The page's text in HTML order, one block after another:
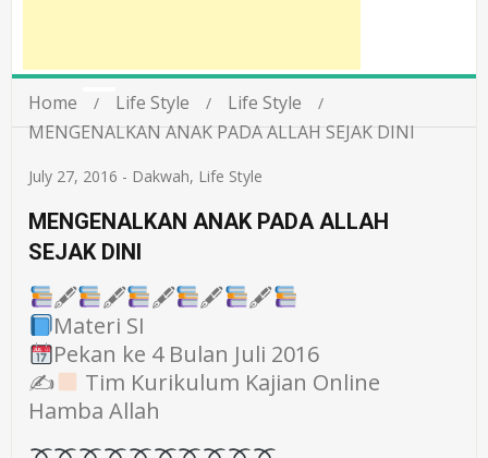
Home Life Style
Life Style
MENGENALKAN ANAK PADA ALLAH SEJAK DINI
July 27, 2016 - Dakwah, Life Style
MENGENALKAN ANAK PADA ALLAH
SEJAK DINI
🖋 🖋 🖋 🖋
🖋
Materi SI
Pekan ke 4 Bulan Juli 2016
✍
Tim Kurikulum Kajian Online
Hamba Allah